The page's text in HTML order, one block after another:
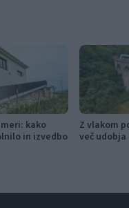
kako
in izvedbo
Z vlakom
več udobja